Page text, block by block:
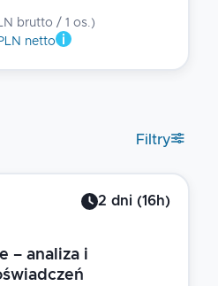
brutto / 1 os.)
netto
Filtry
2 dni (16h)
– analiza i